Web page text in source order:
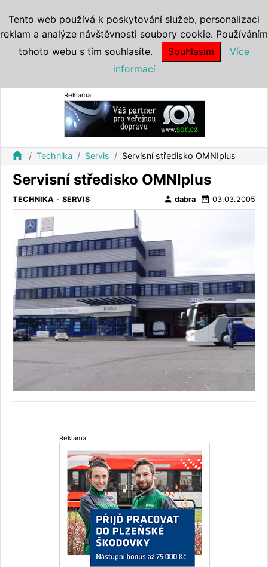
Reklama
home Technika Servis Servisní středisko OMNIplus
Servisní středisko OMNIplus
TECHNIKA - SERVIS person dabra date_range 03.03.2005
Reklama
Tento web používá k poskytování služeb, personalizaci
reklam a analýze návštěvnosti soubory cookie. Používáním
tohoto webu s tím souhlasíte.
Souhlasím
Více
informací